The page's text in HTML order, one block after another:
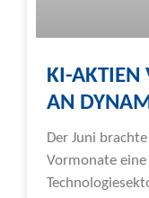
KI-AKTIEN
AN
Der Juni
Vormonate